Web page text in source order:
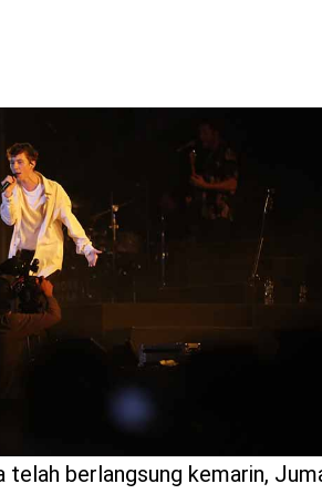
berlangsung kemarin,